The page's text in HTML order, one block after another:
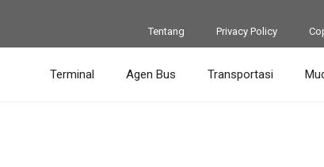
Tentang Privacy Policy
Terminal Agen Bus Transportasi